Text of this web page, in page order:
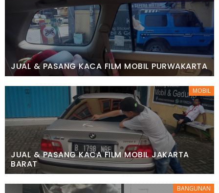
JUAL & PASANG KACA FILM MOBIL PURWAKARTA
MOBIL
JUAL & PASANG KACA FILM MOBIL JAKARTA
BARAT
BANGUNAN